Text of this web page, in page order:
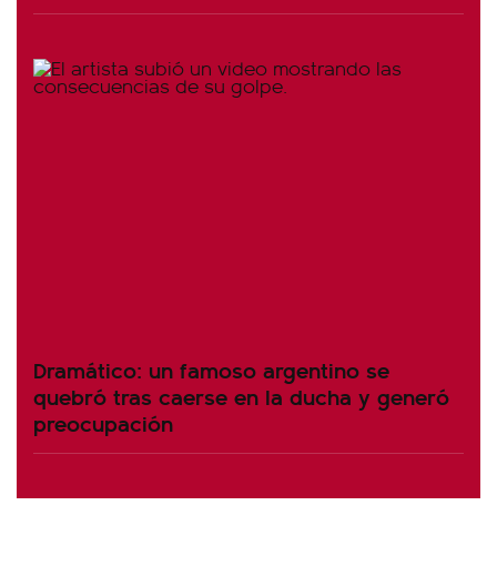
Dramático: un famoso argentino se
quebró tras caerse en la ducha y generó
preocupación